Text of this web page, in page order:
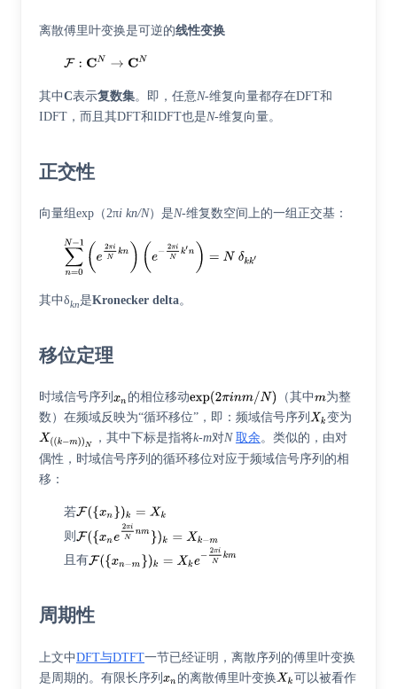
离散傅里叶变换是可逆的线性变换
其中C表示复数集。即，任意N-维复向量都存在DFT和
IDFT，而且其DFT和IDFT也是N-维复向量。
正交性
向量组exp（2πi kn/N）是N-维复数空间上的一组正交基：
其中δkn是Kronecker delta。
移位定理
时域信号序列 的相位移动 （其中
为整
数）在频域反映为“循环移位”，即：频域信号序列
变为
，其中下标是指将k-m对N 取余。类似的，由对
偶性，时域信号序列的循环移位对应于频域信号序列的相
移：
若
则
且有
周期性
上文中DFT与DTFT一节已经证明，离散序列的傅里叶变换
是周期的。有限长序列
的离散傅里叶变换
可以被看作